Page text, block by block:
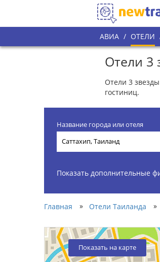
АВИА / ОТЕЛИ
Отели 3
Отели 3
гостиниц.
Название города или отеля
Показать дополнительные
Главная » Отели Таиланда »
Показать на карте